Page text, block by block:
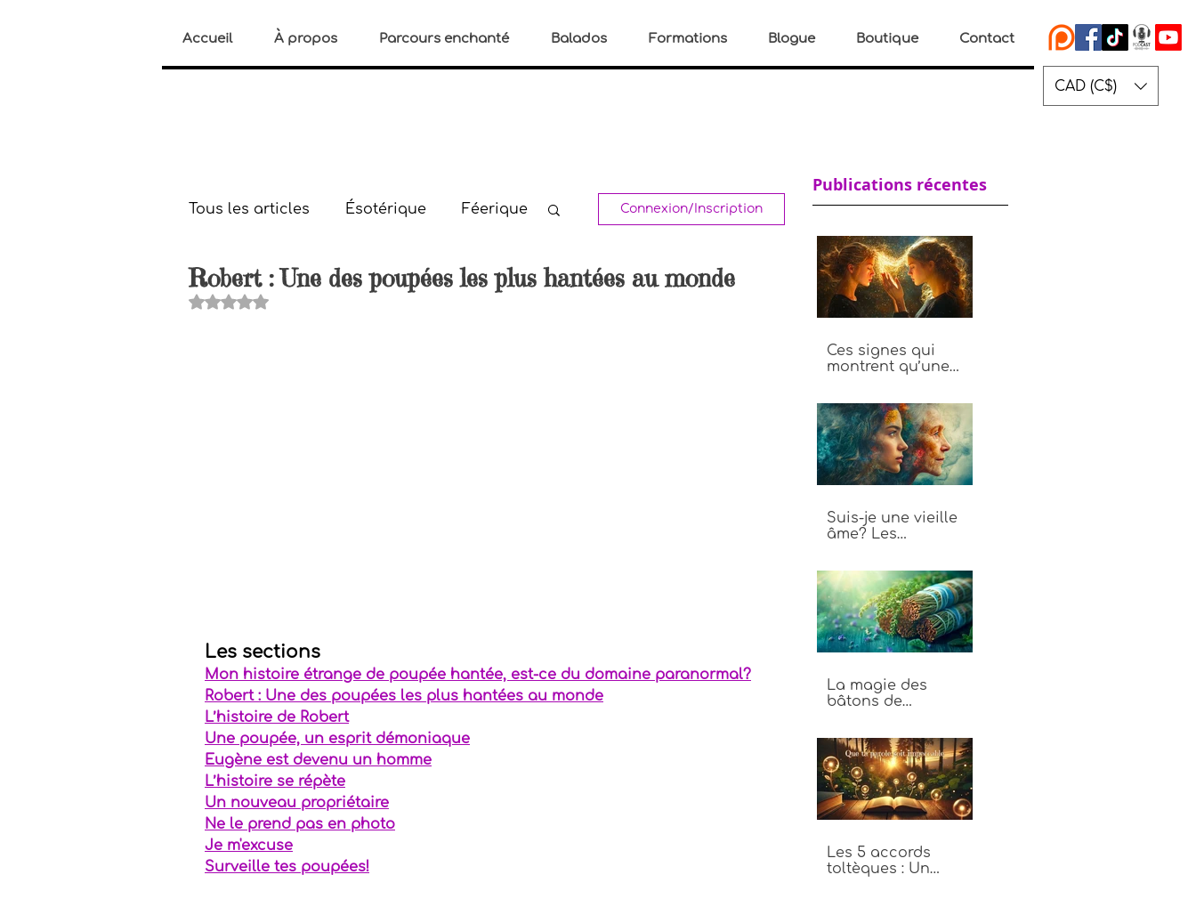
Accueil À propos Parcours enchanté Balados Formations Blogue Boutique Contact
CAD (C$)
Tous les articles Ésotérique Féerique
Histoires paranormales Spirituel
Connexion/Inscription
Robert : Une des poupées les plus hantées au monde
Noté NaN étoiles sur 5.
Les sections
Mon histoire étrange de poupée hantée, est-ce du domaine paranormal?
Robert : Une des poupées les plus hantées au monde
L’histoire de Robert
Une poupée, un esprit démoniaque
Eugène est devenu un homme
L’histoire se répète
Un nouveau propriétaire
Ne le prend pas en photo
Je m'excuse
Surveille tes poupées!
Publications récentes
Ces signes qui
montrent qu’une
Suis-je une vieille
âme? Les
âme
La magie des
bâtons de
plantes sacrées
Les 5 accords
toltèques : Un